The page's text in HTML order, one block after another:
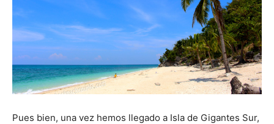
Pues bien, una vez hemos llegado a Isla de Gigantes Sur,